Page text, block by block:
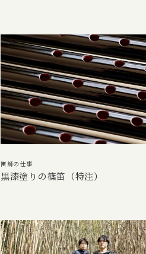
笛師の仕事
黒漆塗りの篠笛（特注）